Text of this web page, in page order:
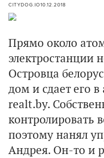
CITYDOG.IO10.12.2018
Прямо около
электростанции
Островца
дом и сдает его в
realt.by.
контролировать
поэтому нанял
Андрея. Он-то и